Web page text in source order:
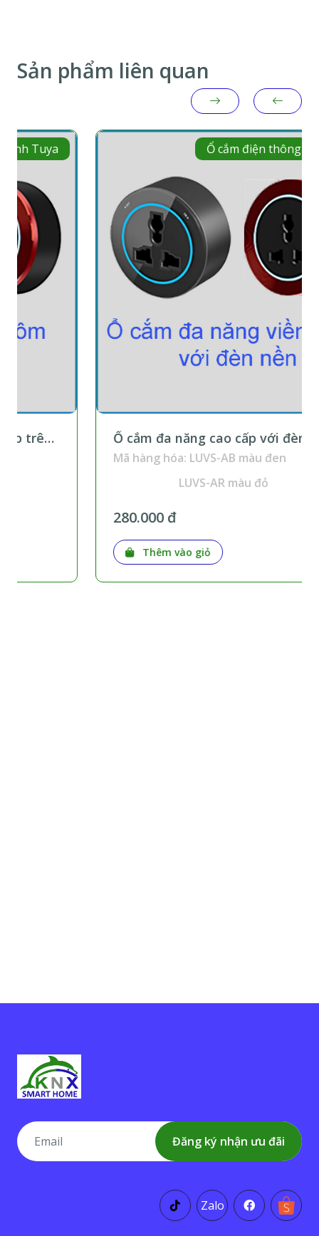
Sản phẩm liên quan
Ổ cắm điện thông minh Tuya
Ổ cắm đa năng cao cấp với đèn nền lắp
trên thanh ray
Mã hàng hóa: LUVS-AB màu đen
LUVS-AR màu đỏ
Thêm vào giỏ
Đăng ký nhận ưu đãi
Zalo